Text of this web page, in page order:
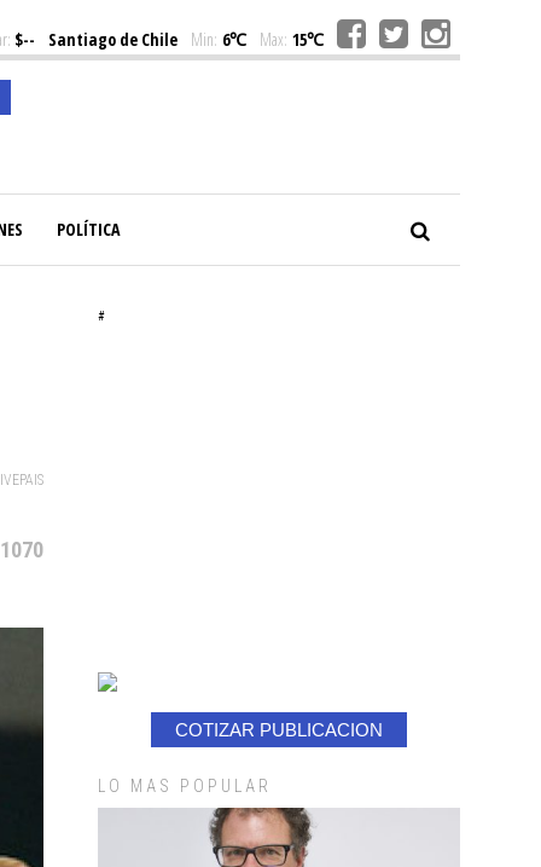
$-- Santiago de Chile Min: 6℃ Max: 15℃
POLÍTICA
#
COTIZAR PUBLICACION
LO MAS POPULAR